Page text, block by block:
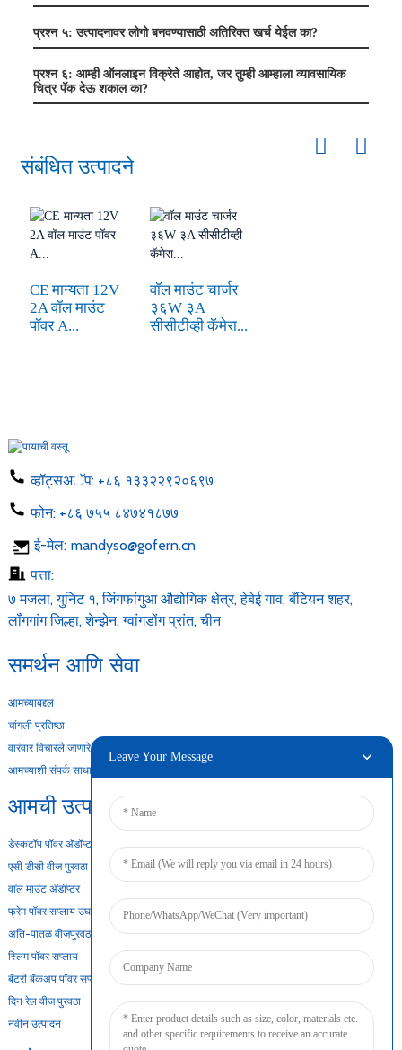
प्रश्न ५: उत्पादनावर लोगो बनवण्यासाठी अतिरिक्त खर्च येईल का?
प्रश्न ६: आम्ही ऑनलाइन विक्रेते आहोत, जर तुम्ही आम्हाला व्यावसायिक
चित्र पॅक देऊ शकाल का?
संबंधित उत्पादने
CE मान्यता 12V
2A वॉल माउंट
पॉवर A...
वॉल माउंट चार्जर
३६W ३A
सीसीटीव्ही कॅमेरा...
व्हॉट्सअॅप: +८६ १३३२२९२०६९७
फोन: +८६ ७५५ ८४७४१८७७
ई-मेल: mandyso@gofern.cn
पत्ता:
७ मजला, युनिट १, जिंगफांगुआ औद्योगिक क्षेत्र, हेबेई गाव, बँटियन शहर,
लॉंगगांग जिल्हा, शेन्झेन, ग्वांगडोंग प्रांत, चीन
समर्थन आणि सेवा
आमच्याबद्दल
चांगली प्रतिष्ठा
वारंवार विचारले जाणारे प्रश्न
आमच्याशी संपर्क साधा
आमची उत्पादने
डेस्कटॉप पॉवर अ‍ॅडॉप्टर
एसी डीसी वीज पुरवठा
वॉल माउंट अ‍ॅडॉप्टर
फ्रेम पॉवर सप्लाय उघडा
अति-पातळ वीजपुरवठा
स्लिम पॉवर सप्लाय
बॅटरी बॅकअप पॉवर सप्लाय
दिन रेल वीज पुरवठा
नवीन उत्पादन
Leave Your Message